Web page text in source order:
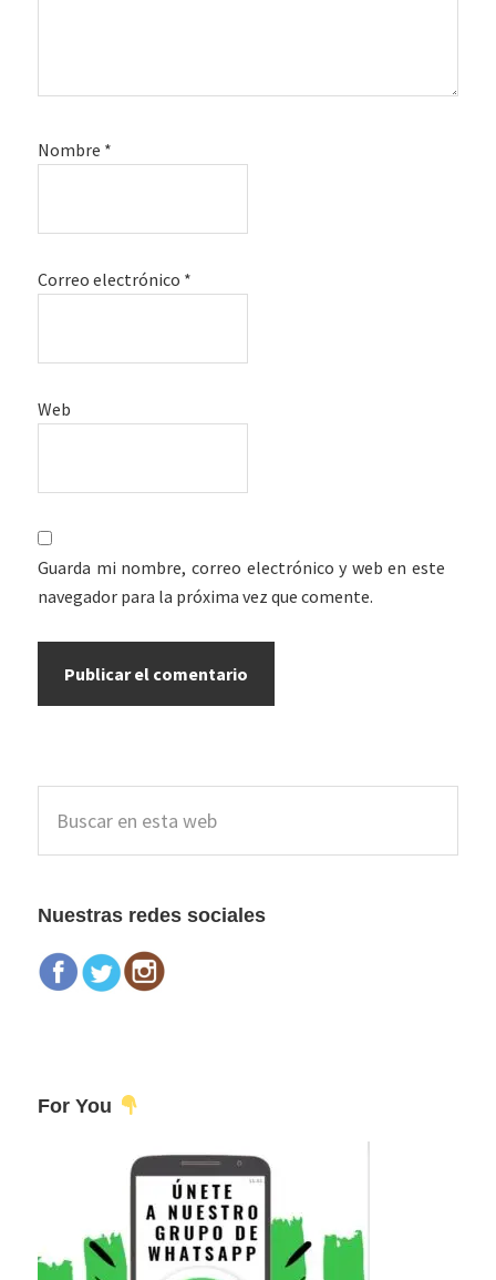
Nombre *
Correo electrónico *
Web
Guarda mi nombre, correo electrónico y web en este
navegador para la próxima vez que comente.
Barra
lateral
esta
Nuestras redes sociales
For You